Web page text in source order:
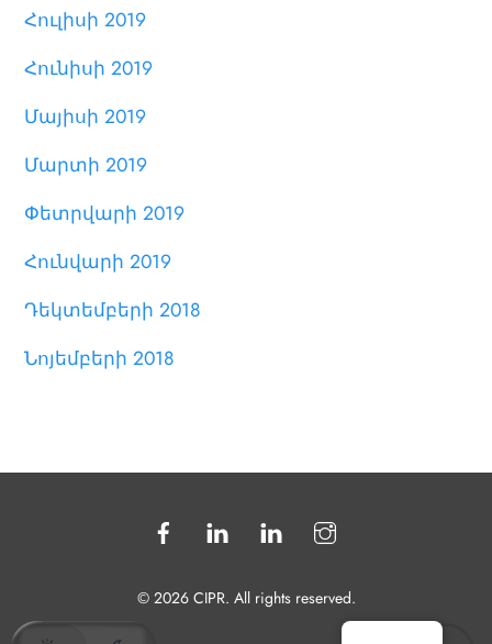
Հուլիսի 2019
Հունիսի 2019
Մայիսի 2019
Մարտի 2019
Փետրվարի 2019
Հունվարի 2019
Դեկտեմբերի 2018
Նոյեմբերի 2018
© 2026 CIPR. All rights reserved.